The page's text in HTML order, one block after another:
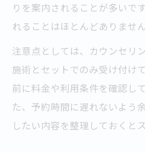
りを案内されることが多いで
れることはほとんどありません
注意点としては、カウンセリ
施術とセットでのみ受け付け
前に料金や利用条件を確認し
た、予約時間に遅れないよう
したい内容を整理しておくと